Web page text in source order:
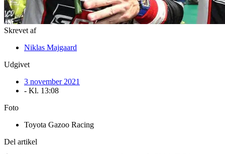
Skrevet af
Niklas Majgaard
Udgivet
3 november 2021
- Kl. 13:08
Foto
Toyota Gazoo Racing
Del artikel